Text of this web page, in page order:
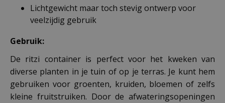
Lichtgewicht maar toch stevig ontwerp voor
veelzijdig gebruik
Gebruik:
De ritzi container is perfect voor het kweken van
diverse planten in je tuin of op je terras. Je kunt hem
gebruiken voor groenten, kruiden, bloemen of zelfs
kleine fruitstruiken. Door de afwateringsopeningen